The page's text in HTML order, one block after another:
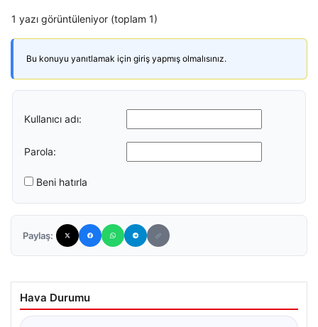
1 yazı görüntüleniyor (toplam 1)
Bu konuyu yanıtlamak için giriş yapmış olmalısınız.
Kullanıcı adı:
Parola:
Beni hatırla
Paylaş:
Hava Durumu